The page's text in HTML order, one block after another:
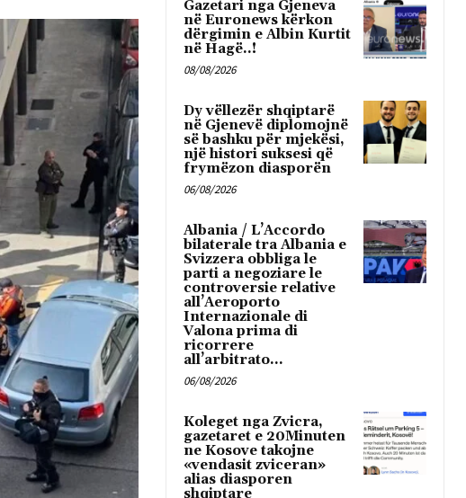
Gazetari nga Gjeneva
në Euronews kërkon
dërgimin e Albin Kurtit
në Hagë..!
08/08/2026
Dy vëllezër shqiptarë
në Gjenevë diplomojnë
së bashku për mjekësi,
një histori suksesi që
frymëzon diasporën
06/08/2026
Albania / L’Accordo
bilaterale tra Albania e
Svizzera obbliga le
parti a negoziare le
controversie relative
all’Aeroporto
Internazionale di
Valona prima di
ricorrere
all’arbitrato...
06/08/2026
Koleget nga Zvicra,
gazetaret e 20Minuten
ne Kosove takojne
«vendasit zviceran»
alias diasporen
shqiptare